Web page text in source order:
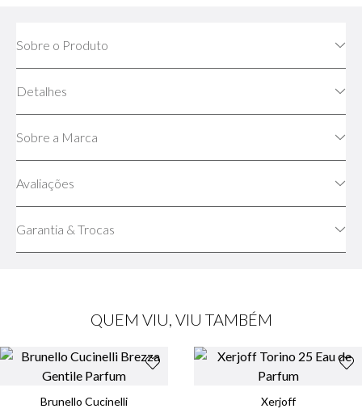
Sobre o Produto
Detalhes
Sobre a Marca
Avaliações
Garantia & Trocas
QUEM VIU, VIU TAMBÉM
Brunello Cucinelli Xerjoff